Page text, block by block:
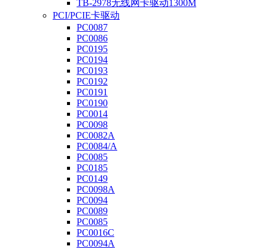
TB-2978无线网卡驱动1300M
PCI/PCIE卡驱动
PC0087
PC0086
PC0195
PC0194
PC0193
PC0192
PC0191
PC0190
PC0014
PC0098
PC0082A
PC0084/A
PC0085
PC0185
PC0149
PC0098A
PC0094
PC0089
PC0085
PC0016C
PC0094A